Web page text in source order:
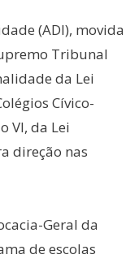
(ADI), movida
Tribunal
da Lei
Cívico-
VI, da Lei
direção nas
Geral da
de escolas